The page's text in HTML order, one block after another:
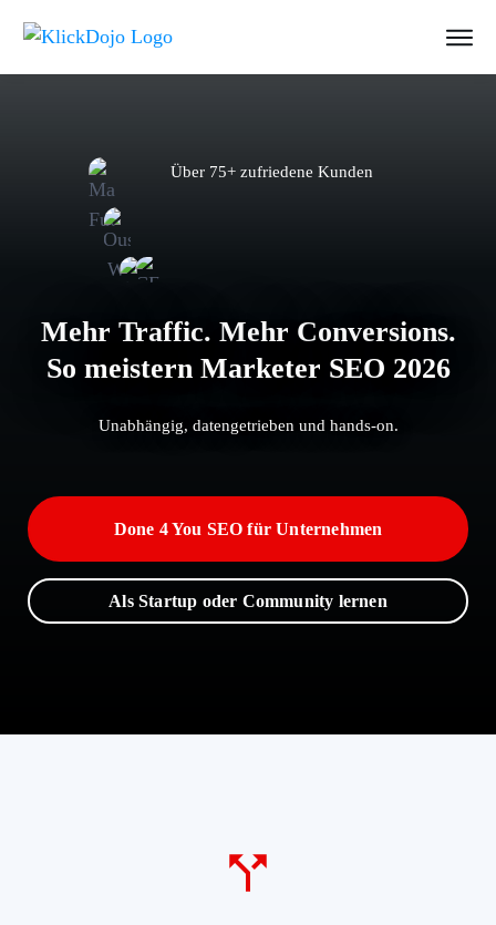
Über 75+ zufriedene Kunden
Mehr Traffic. Mehr Conversions.
So meistern Marketer SEO 2026
Unabhängig, datengetrieben und hands-on.
Done 4 You SEO für Unternehmen
Als Startup oder Community lernen